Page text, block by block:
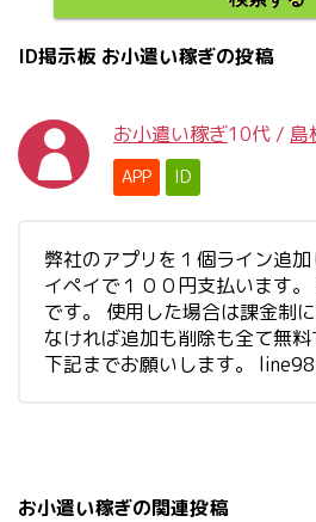
ID掲示板 お小遣い稼ぎの投稿
お小遣い稼ぎ10代 / 島
APP ID
弊社のアプリを１個ライン追
イペイで１００円支払います
です。 使用した場合は課金制
なければ追加も削除も全て無
下記までお願いします。
お小遣い稼ぎの関連投稿